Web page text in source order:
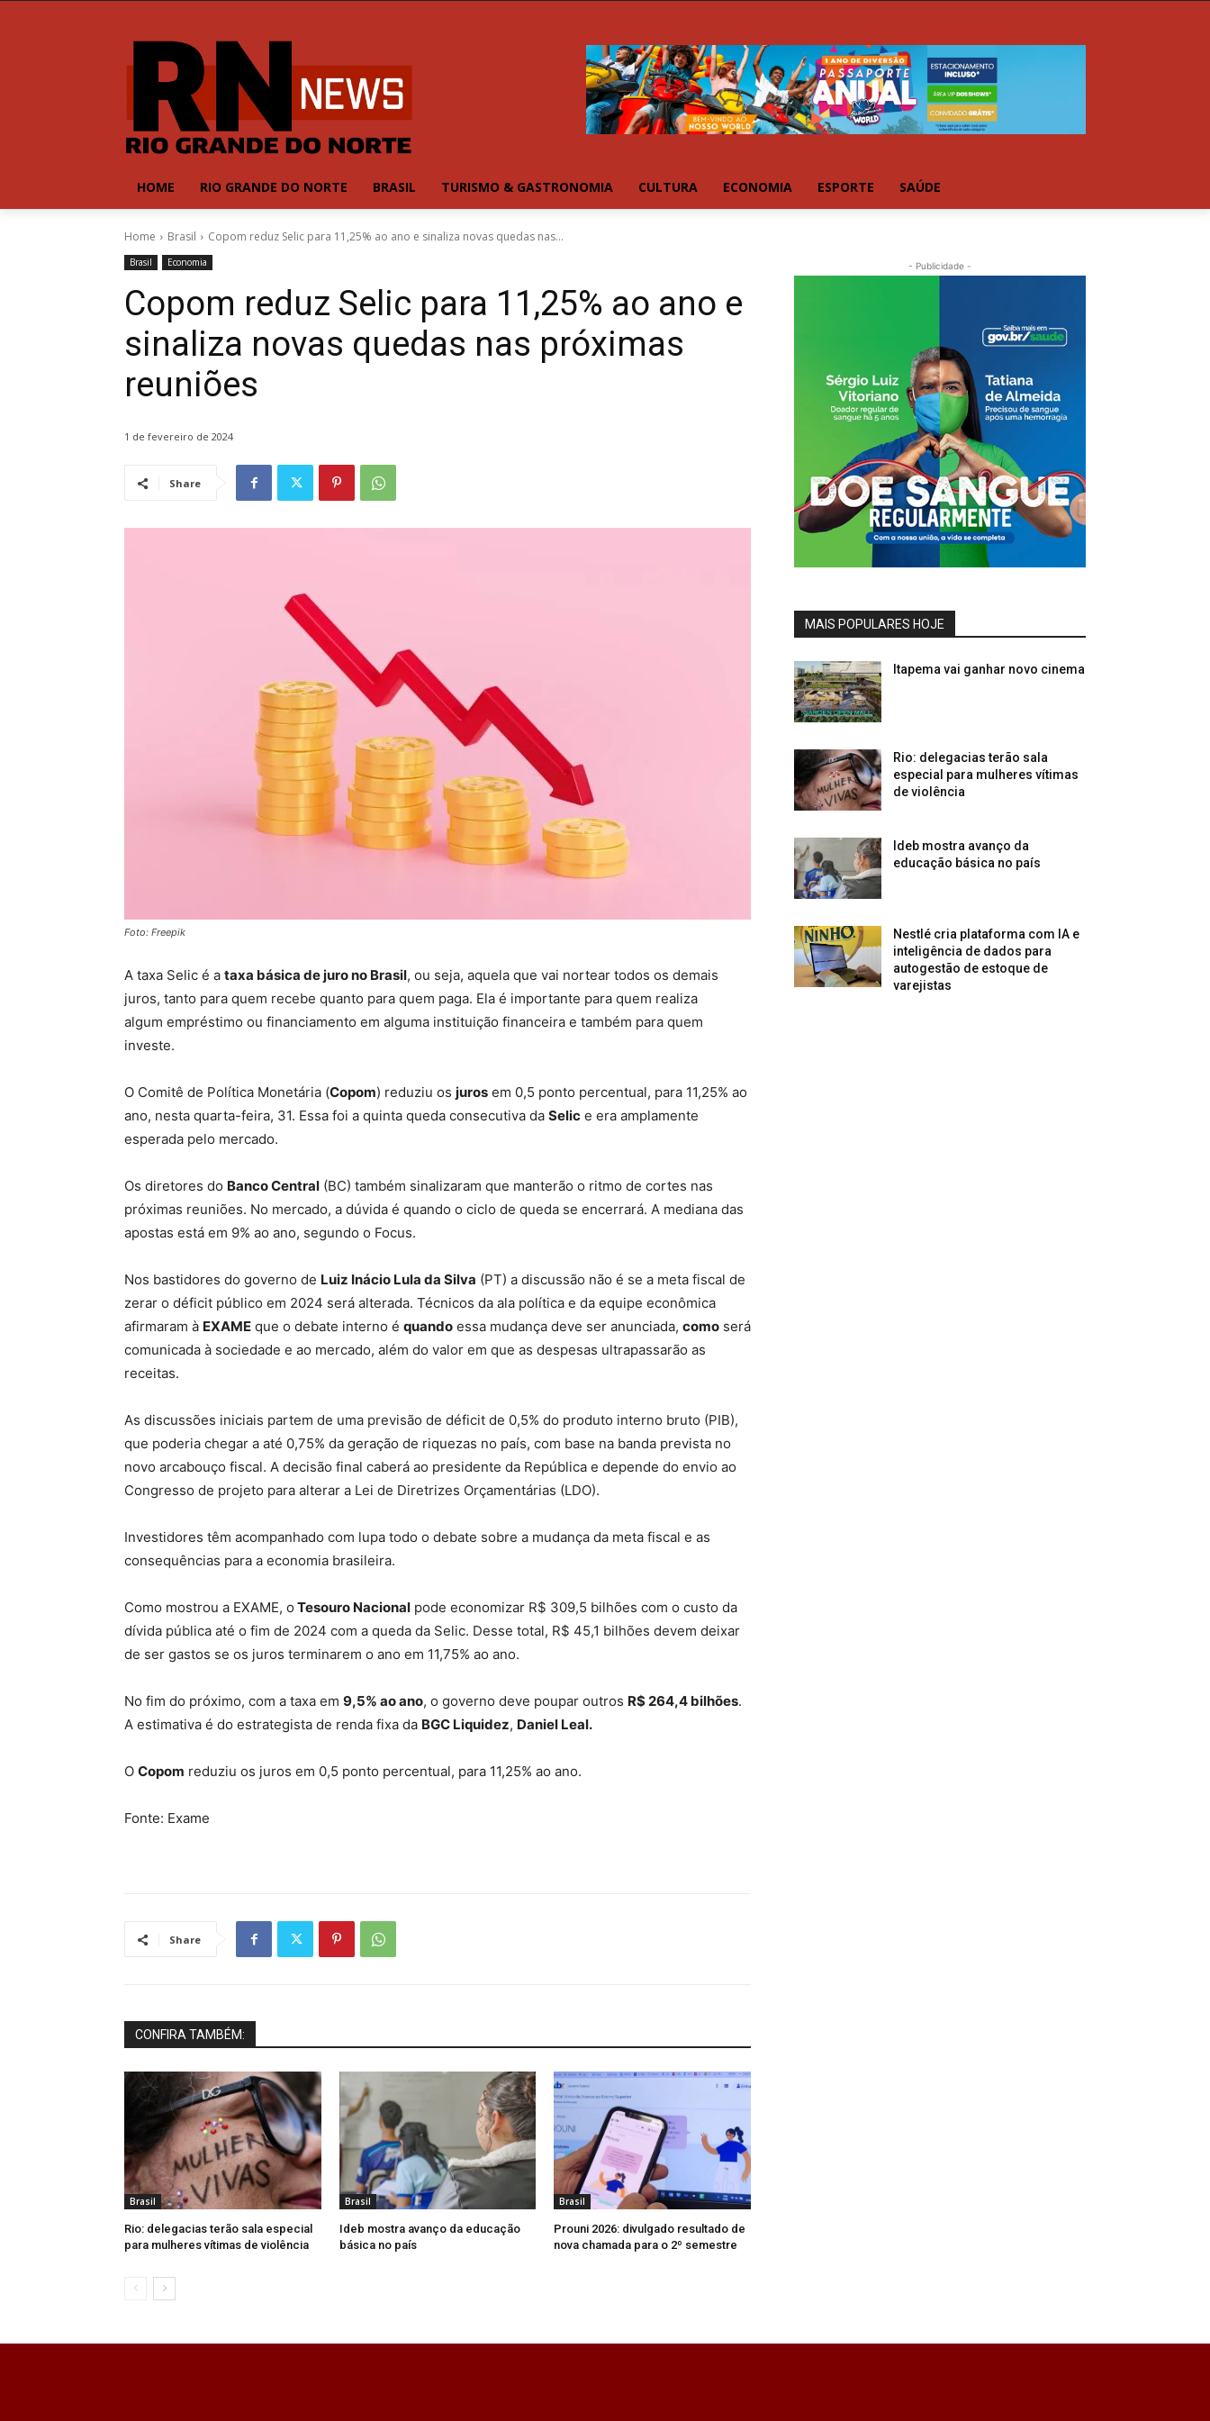
HOME RIO GRANDE DO NORTE BRASIL TURISMO & GASTRONOMIA CULTURA ECONOMIA ESPORTE SAÚDE
Home Brasil Copom reduz Selic para 11,25% ao ano e sinaliza novas quedas nas...
Brasil Economia
Copom reduz Selic para 11,25% ao ano e
sinaliza novas quedas nas próximas
reuniões
1 de fevereiro de 2024
Share
Foto: Freepik
A taxa Selic é a taxa básica de juro no Brasil, ou seja, aquela que vai nortear todos os demais
juros, tanto para quem recebe quanto para quem paga. Ela é importante para quem realiza
algum empréstimo ou financiamento em alguma instituição financeira e também para quem
investe.
O Comitê de Política Monetária (Copom) reduziu os juros em 0,5 ponto percentual, para 11,25% ao
ano, nesta quarta-feira, 31. Essa foi a quinta queda consecutiva da Selic e era amplamente
esperada pelo mercado.
Os diretores do Banco Central (BC) também sinalizaram que manterão o ritmo de cortes nas
próximas reuniões. No mercado, a dúvida é quando o ciclo de queda se encerrará. A mediana das
apostas está em 9% ao ano, segundo o Focus.
Nos bastidores do governo de Luiz Inácio Lula da Silva (PT) a discussão não é se a meta fiscal de
zerar o déficit público em 2024 será alterada. Técnicos da ala política e da equipe econômica
afirmaram à EXAME que o debate interno é quando essa mudança deve ser anunciada, como será
comunicada à sociedade e ao mercado, além do valor em que as despesas ultrapassarão as
receitas.
As discussões iniciais partem de uma previsão de déficit de 0,5% do produto interno bruto (PIB),
que poderia chegar a até 0,75% da geração de riquezas no país, com base na banda prevista no
novo arcabouço fiscal. A decisão final caberá ao presidente da República e depende do envio ao
Congresso de projeto para alterar a Lei de Diretrizes Orçamentárias (LDO).
Investidores têm acompanhado com lupa todo o debate sobre a mudança da meta fiscal e as
consequências para a economia brasileira.
Como mostrou a EXAME, o Tesouro Nacional pode economizar R$ 309,5 bilhões com o custo da
dívida pública até o fim de 2024 com a queda da Selic. Desse total, R$ 45,1 bilhões devem deixar
de ser gastos se os juros terminarem o ano em 11,75% ao ano.
No fim do próximo, com a taxa em 9,5% ao ano, o governo deve poupar outros R$ 264,4 bilhões.
A estimativa é do estrategista de renda fixa da BGC Liquidez, Daniel Leal.
O Copom reduziu os juros em 0,5 ponto percentual, para 11,25% ao ano.
Fonte: Exame
Share
CONFIRA TAMBÉM:
Brasil
Rio: delegacias terão sala especial
para mulheres vítimas de violência
Brasil
Ideb mostra avanço da educação
básica no país
Brasil
Prouni 2026: divulgado resultado de
nova chamada para o 2º semestre
- Publicidade -
MAIS POPULARES HOJE
Itapema vai ganhar novo cinema
Rio: delegacias terão sala
especial para mulheres vítimas
de violência
Ideb mostra avanço da
educação básica no país
Nestlé cria plataforma com IA e
inteligência de dados para
autogestão de estoque de
varejistas